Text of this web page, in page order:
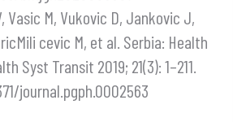
Vasic M, Vukovic D, Jankovic J,
cevic M, et al. Serbia: Health
Syst Transit 2019; 21(3): 1–211.
journal.pgph.0002563